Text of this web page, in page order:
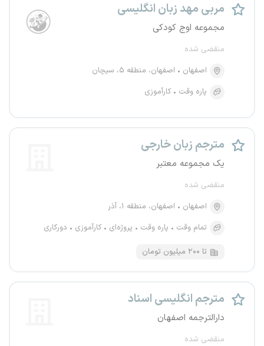
مربی مهد زبان انگلیسی
مجموعه اوج کودکی
منقضی شده
اصفهان
اصفهان، منطقه ۵، سیچان
پاره وقت
کارآموزی
مترجم زبان خارجی
یک مجموعه معتبر
منقضی شده
اصفهان
اصفهان، منطقه ۱، آذر
تمام وقت
پاره وقت پروژه‌ای کارآموزی دورکاری
تا ۲۰۰ میلیون تومان
مترجم انگلیسی اسناد
دارالترجمه اصفهان
منقضی شده